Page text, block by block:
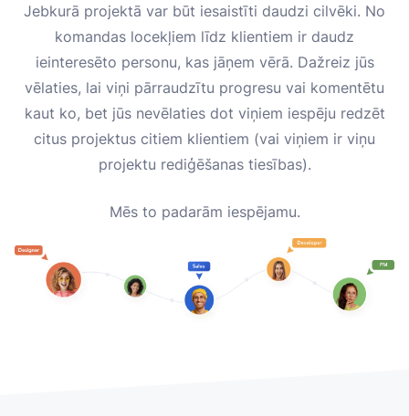
Jebkurā projektā var būt iesaistīti daudzi cilvēki. No
komandas locekļiem līdz klientiem ir daudz
ieinteresēto personu, kas jāņem vērā. Dažreiz jūs
vēlaties, lai viņi pārraudzītu progresu vai komentētu
kaut ko, bet jūs nevēlaties dot viņiem iespēju redzēt
citus projektus citiem klientiem (vai viņiem ir viņu
projektu rediģēšanas tiesības).
Mēs to padarām iespējamu.